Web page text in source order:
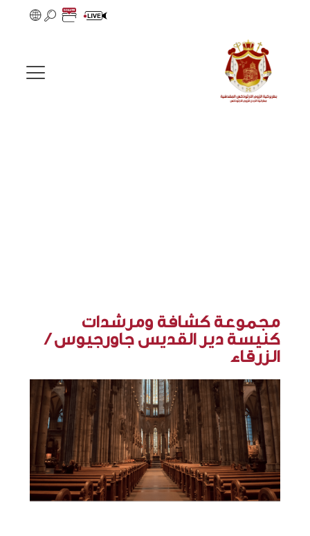
مجموعة كشافة ومرشدات
كنيسة دير القديس جاورجيوس /
الزرقاء